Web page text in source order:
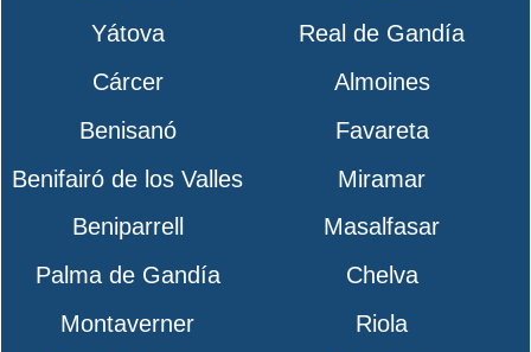
Yátova
Real de Gandía
Cárcer
Almoines
Benisanó
Favareta
Benifairó de los Valles
Miramar
Beniparrell
Masalfasar
Palma de Gandía
Chelva
Montaverner
Riola